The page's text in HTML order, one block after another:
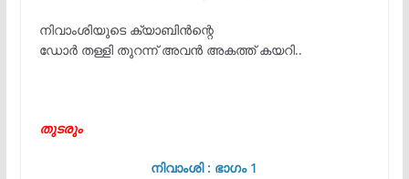
നിവാംശിയുടെ ക്യാബിൻന്റെ
ഡോർ തള്ളി തുറന്ന് അവൻ അകത്ത് കയറി..
തുടരും
നിവാംശി : ഭാഗം 1